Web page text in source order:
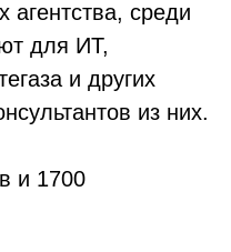
агентства, среди
для ИТ,
и других
из них.
и 1700